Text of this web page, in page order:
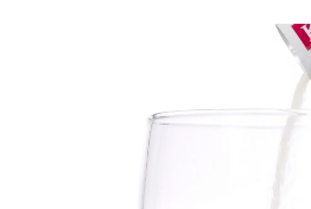
Противопоказания: индивидуальная
Перед применением рекомендуется
врачом. Содержит продукты